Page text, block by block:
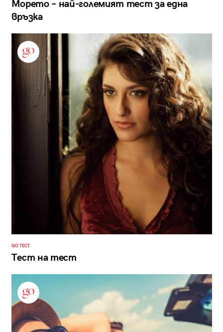
Морето – най-големият тест за една
връзка
GO ТЕСТ
Тест на тест